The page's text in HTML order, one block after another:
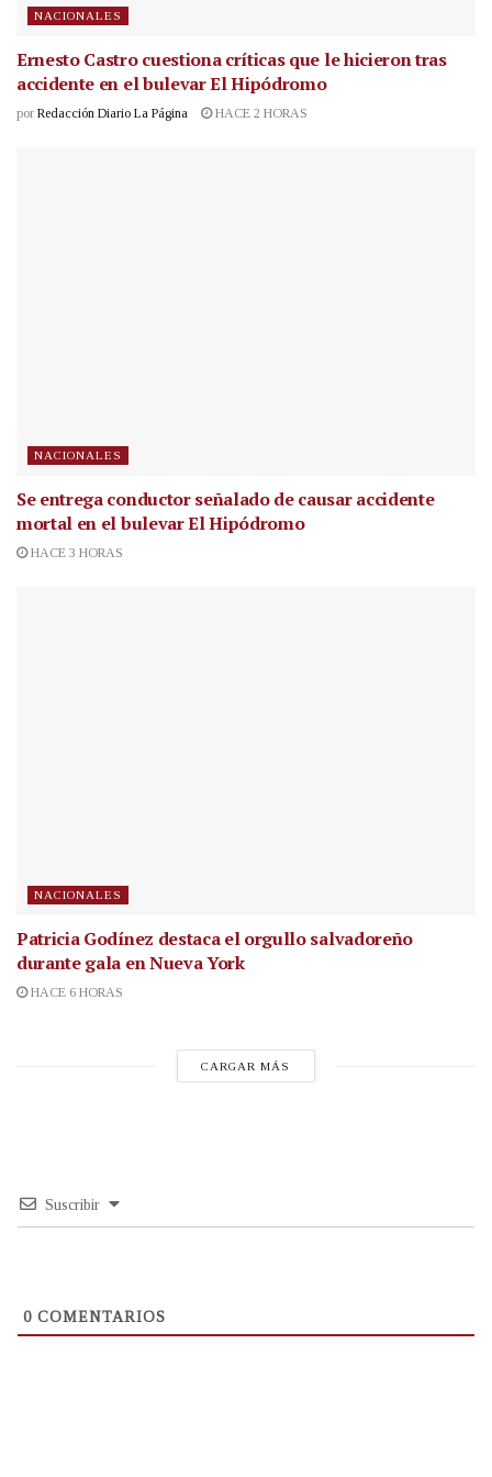
NACIONALES
Ernesto Castro cuestiona críticas que le hicieron tras
accidente en el bulevar El Hipódromo
por Redacción Diario La Página HACE 2 HORAS
NACIONALES
Se entrega conductor señalado de causar accidente
mortal en el bulevar El Hipódromo
HACE 3 HORAS
NACIONALES
Patricia Godínez destaca el orgullo salvadoreño
durante gala en Nueva York
HACE 6 HORAS
CARGAR MÁS
Suscribir
0 COMENTARIOS